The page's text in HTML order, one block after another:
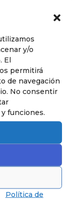
y/o
El
permitirá
de navegación
No consentir
funciones.
Política de